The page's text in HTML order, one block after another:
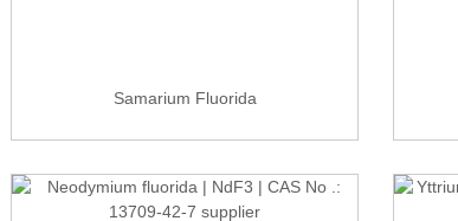
Samarium Fluorida